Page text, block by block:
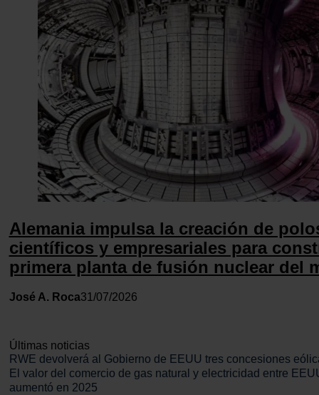
anuncios, ofrecer funciones de redes sociales y analizar el
Además, compartimos información sobre el uso que haga
nuestros partners de redes sociales, publicidad y análisis
pueden combinarla con otra información que les haya
hayan recopilado a partir del uso que haya hecho de sus
Alemania impulsa la creación de
científicos y empresariales para
primera planta de fusión nuclear del
José A. Roca31/07/2026
Últimas noticias
RWE devolverá al Gobierno de EEUU tres concesiones
El valor del comercio de gas natural y electricidad entre
aumentó en 2025